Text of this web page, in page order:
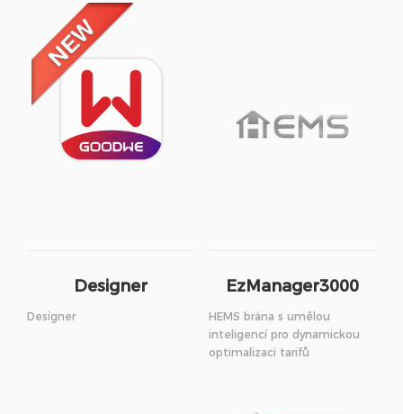
Designer
Designer
EzManager3000
HEMS brána s umělou
inteligencí pro dynamickou
optimalizaci tarifů